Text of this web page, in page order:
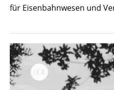
für Eisenbahnwesen und